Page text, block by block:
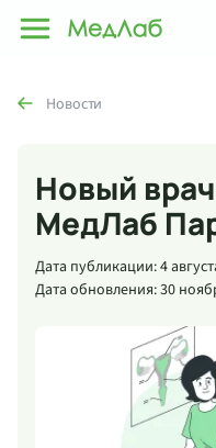
Новости
Новый
МедЛаб
Дата публикации: 4
Дата обновления: 30